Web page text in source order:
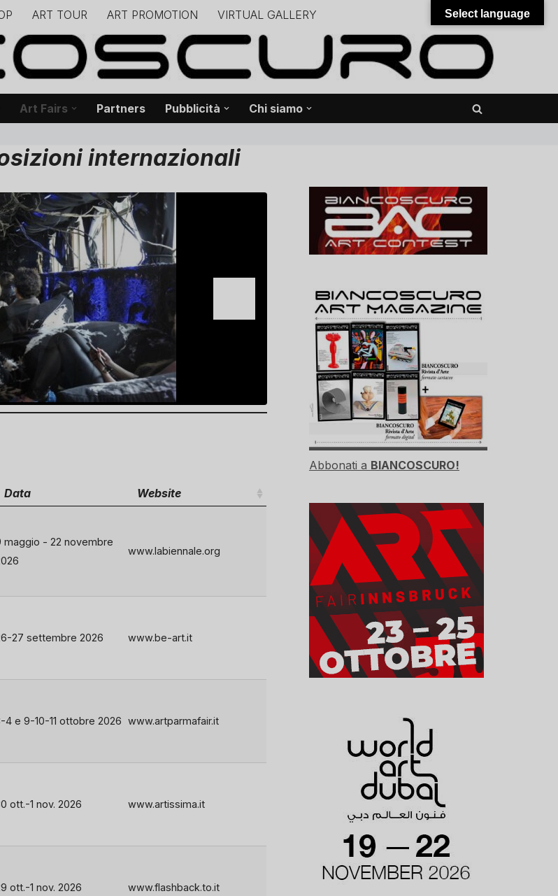
ART TOUR ART PROMOTION VIRTUAL GALLERY
– – www.biancoscuro.it – – – – – – – – – – – – – – –
– Editoria – Spazi Espositivi – Concorsi Internazionali – – – – – – – – – – – – – – –
Art Fairs Partners Pubblicità Chi siamo
internazionali
Data Website
maggio - 22 novembre
www.labiennale.org
27 settembre 2026 www.be-art.it
4 e 9-10-11 ottobre 2026 www.artparmafair.it
ott.-1 nov. 2026 www.artissima.it
ott.-1 nov. 2026 www.flashback.to.it
Abbonati a BIANCOSCURO!
Select language